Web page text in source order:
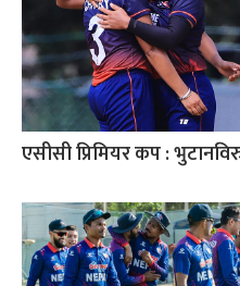
एसीसी प्रिमियर कप :